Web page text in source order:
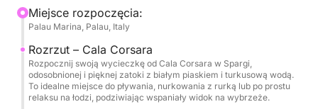
wygrzewać się w słońcu na miękkim, złotym piasku
— wszystko to w otoczeniu nietkniętego piękna
natury. Następnie przepłyniemy obok Budelli,
słynącego z legendarnej Różowej Plaży (Spiaggia
Rosa), jednego z najbardziej kultowych i
malowniczych widoków Morza Śródziemnego.
Miejsce rozpoczęcia:
Palau Marina, Palau, Italy
Rozrzut – Cala Corsara
Rozpocznij swoją wycieczkę od Cala Corsara w Spargi,
odosobnionej i pięknej zatoki z białym piaskiem i turkusową wodą.
To idealne miejsce do pływania, nurkowania z rurką lub po prostu
relaksu na łodzi, podziwiając wspaniały widok na wybrzeże.